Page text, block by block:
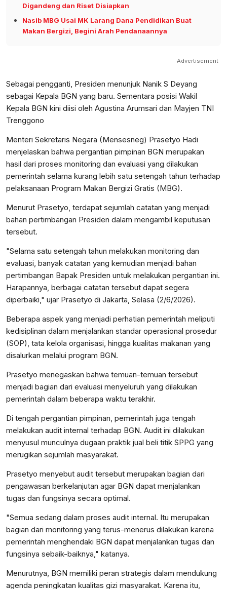
Digandeng dan Riset Disiapkan
Nasib MBG Usai MK Larang Dana Pendidikan Buat
Makan Bergizi, Begini Arah Pendanaannya
Advertisement
Sebagai pengganti, Presiden menunjuk Nanik S Deyang
sebagai Kepala BGN yang baru. Sementara posisi Wakil
Kepala BGN kini diisi oleh Agustina Arumsari dan Mayjen TNI
Trenggono
Menteri Sekretaris Negara (Mensesneg) Prasetyo Hadi
menjelaskan bahwa pergantian pimpinan BGN merupakan
hasil dari proses monitoring dan evaluasi yang dilakukan
pemerintah selama kurang lebih satu setengah tahun terhadap
pelaksanaan Program Makan Bergizi Gratis (MBG).
Menurut Prasetyo, terdapat sejumlah catatan yang menjadi
bahan pertimbangan Presiden dalam mengambil keputusan
tersebut.
"Selama satu setengah tahun melakukan monitoring dan
evaluasi, banyak catatan yang kemudian menjadi bahan
pertimbangan Bapak Presiden untuk melakukan pergantian ini.
Harapannya, berbagai catatan tersebut dapat segera
diperbaiki," ujar Prasetyo di Jakarta, Selasa (2/6/2026).
Beberapa aspek yang menjadi perhatian pemerintah meliputi
kedisiplinan dalam menjalankan standar operasional prosedur
(SOP), tata kelola organisasi, hingga kualitas makanan yang
disalurkan melalui program BGN.
Prasetyo menegaskan bahwa temuan-temuan tersebut
menjadi bagian dari evaluasi menyeluruh yang dilakukan
pemerintah dalam beberapa waktu terakhir.
Di tengah pergantian pimpinan, pemerintah juga tengah
melakukan audit internal terhadap BGN. Audit ini dilakukan
menyusul munculnya dugaan praktik jual beli titik SPPG yang
merugikan sejumlah masyarakat.
Prasetyo menyebut audit tersebut merupakan bagian dari
pengawasan berkelanjutan agar BGN dapat menjalankan
tugas dan fungsinya secara optimal.
"Semua sedang dalam proses audit internal. Itu merupakan
bagian dari monitoring yang terus-menerus dilakukan karena
pemerintah menghendaki BGN dapat menjalankan tugas dan
fungsinya sebaik-baiknya," katanya.
Menurutnya, BGN memiliki peran strategis dalam mendukung
agenda peningkatan kualitas gizi masyarakat. Karena itu,